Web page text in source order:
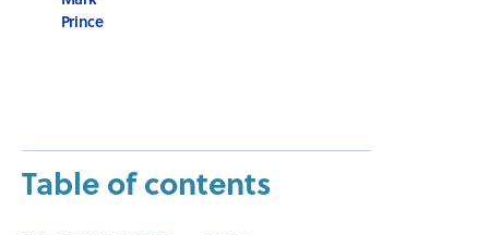
Prince
Table of contents